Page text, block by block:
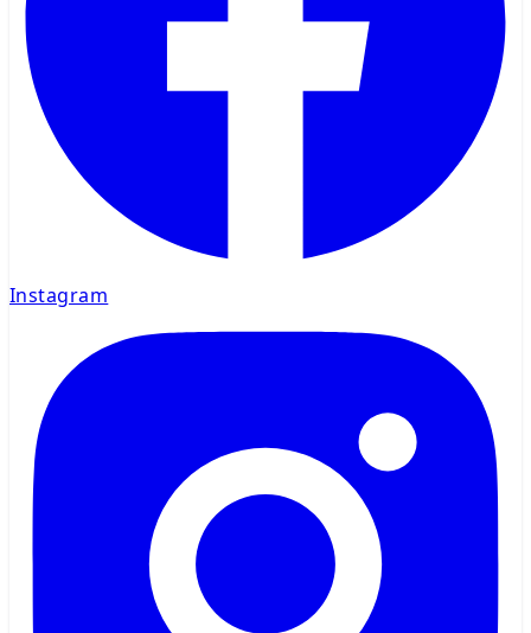
Instagram